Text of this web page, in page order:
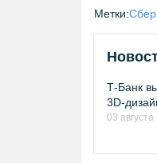
Метки:
Т-Банк
3D-
03 августа